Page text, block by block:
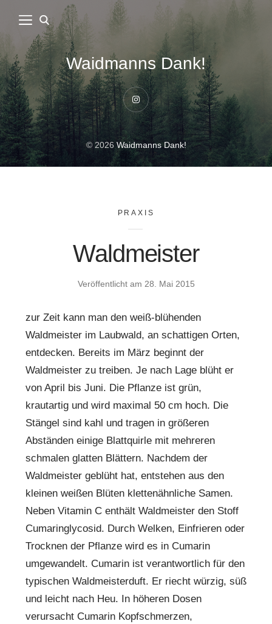
Waidmanns Dank!
Instagram
© 2026Waidmanns Dank!
PRAXIS
Waldmeister
Veröffentlicht am 28. Mai 2015
zur Zeit kann man den weiß-blühenden
Waldmeister im Laubwald, an schattigen Orten,
entdecken. Bereits im März beginnt der
Waldmeister zu treiben. Je nach Lage blüht er
von April bis Juni. Die Pflanze ist grün,
krautartig und wird maximal 50 cm hoch. Die
Stängel sind kahl und tragen in größeren
Abständen einige Blattquirle mit mehreren
schmalen glatten Blättern. Nachdem der
Waldmeister geblüht hat, entstehen aus den
kleinen weißen Blüten klettenähnliche Samen.
Neben Vitamin C enthält Waldmeister den Stoff
Cumaringlycosid. Durch Welken, Einfrieren oder
Trocknen der Pflanze wird es in Cumarin
umgewandelt. Cumarin ist verantwortlich für den
typischen Waldmeisterduft. Er riecht würzig, süß
und leicht nach Heu. In höheren Dosen
verursacht Cumarin Kopfschmerzen,